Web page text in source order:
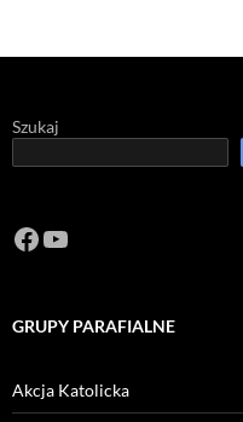
Szukaj
Facebook
https://
GRUPY PARAFIALNE
Akcja Katolicka